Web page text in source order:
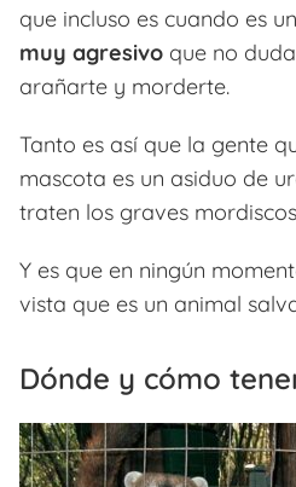
que incluso es cuando es
muy agresivo que no
arañarte y morderte.
Tanto es así que la gente
mascota es un asiduo de
traten los graves
Y es que en ningún
vista que es un animal
Dónde y cómo